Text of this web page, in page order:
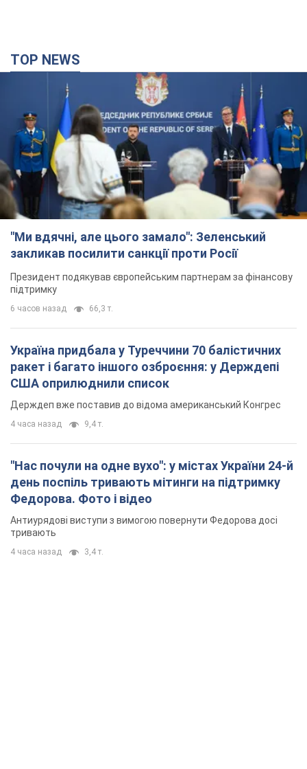
TOP NEWS
"Ми вдячні, але цього замало": Зеленський
закликав посилити санкції проти Росії
Президент подякував європейським партнерам за фінансову
підтримку
6 часов назад 66,3 т.
Україна придбала у Туреччини 70 балістичних
ракет і багато іншого озброєння: у Держдепі
США оприлюднили список
Держдеп вже поставив до відома американський Конгрес
4 часа назад 9,4 т.
"Нас почули на одне вухо": у містах України 24-й
день поспіль тривають мітинги на підтримку
Федорова. Фото і відео
Антиурядові виступи з вимогою повернути Федорова досі
тривають
4 часа назад 3,4 т.